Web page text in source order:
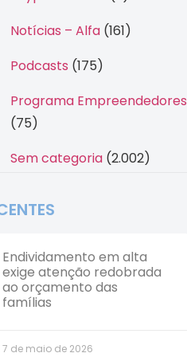
Notícias – Alfa(161)
Podcasts (175)
Programa Empreendedores
(75)
Sem categoria(2.002)
Endividamento em alta
exige atenção redobrada
ao orçamento das
famílias
7 de maio de 2026